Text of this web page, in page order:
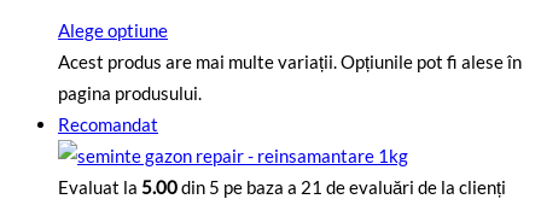
Alege optiune
Acest produs are mai multe variații. Opțiunile pot fi alese în
pagina produsului.
Recomandat
Evaluat la 5.00din 5 pe baza a 21 de evaluări de la clienți